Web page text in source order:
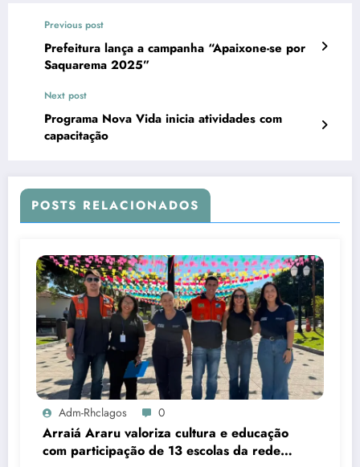
Previous post
Prefeitura lança a campanha “Apaixone-se por
Saquarema 2025”
Next post
Programa Nova Vida inicia atividades com
capacitação
POSTS RELACIONADOS
Adm-Rhclagos 0
Arraiá Araru valoriza cultura e educação
com participação de 13 escolas da rede